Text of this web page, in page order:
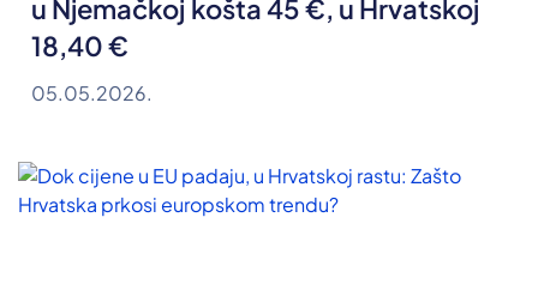
u Njemačkoj košta 45 €, u Hrvatskoj
18,40 €
05.05.2026.